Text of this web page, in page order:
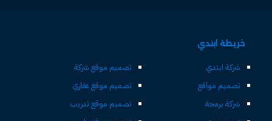
خريطة ابتدي
شركة ابتدي
تصميم مواقع
شركة برمجة
تصميم موقع شركة
تصميم موقع عقاري
تصميم موقع تدريب